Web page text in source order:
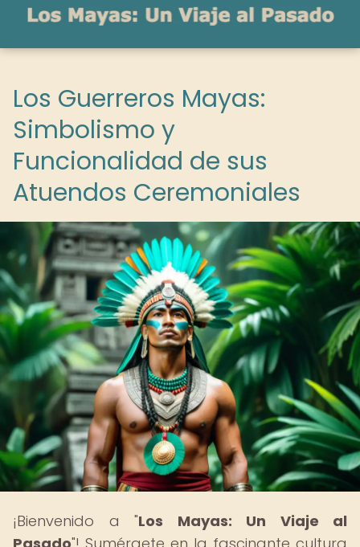
Los Guerreros Mayas:
Simbolismo y
Funcionalidad de sus
Atuendos Ceremoniales
¡Bienvenido a "Los Mayas: Un Viaje al